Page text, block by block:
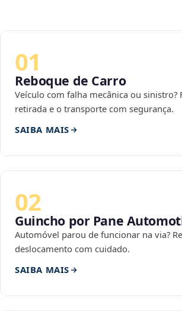
01
Reboque de Carro
Veículo com falha mecânica ou sinistro?
retirada e o transporte com segurança.
SAIBA MAIS
02
Guincho por Pane
Automóvel parou de funcionar na via?
deslocamento com cuidado.
SAIBA MAIS